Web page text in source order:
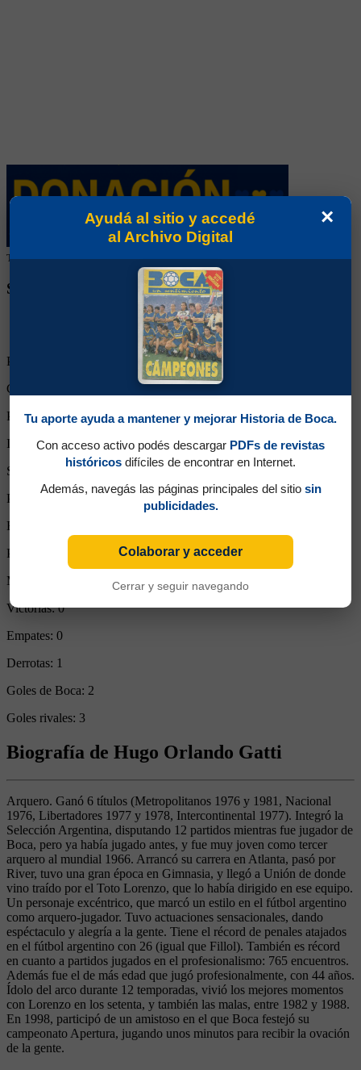
Tu colaboración ayuda a mantener este archivo histórico en línea
SEGUINOS EN REDES SOCIALES
Partidos Jugados:
Goles Convertidos:
0 (0.00)
Partidos de titular:1
Ingresos desde el banco:0
Suplente:
Partidos completos:
Expulsiones:
Partidos reemplazado:0
Minutos Disputados:90
Victorias:0
Empates: 0
Derrotas: 1
Goles de Boca: 2
Goles rivales: 3
Biografía de Hugo Orlando Gatti
Arquero. Ganó 6 títulos (Metropolitanos 1976 y 1981, Nacional
1976, Libertadores 1977 y 1978, Intercontinental 1977). Integró la
Selección Argentina, disputando 12 partidos mientras fue jugador de
Boca, pero ya había jugado antes, y fue muy joven como tercer
arquero al mundial 1966. Arrancó su carrera en Atlanta, pasó por
River, tuvo una gran época en Gimnasia, y llegó a Unión de donde
vino traído por el Toto Lorenzo, que lo había dirigido en ese equipo.
Un personaje excéntrico, que marcó un estilo en el fútbol argentino
como arquero-jugador. Tuvo actuaciones sensacionales, dando
espéctaculo y alegría a la gente. Tiene el récord de penales atajados
en el fútbol argentino con 26 (igual que Fillol). También es récord
en cuanto a partidos jugados en el profesionalismo: 765 encuentros.
Además fue el de más edad que jugó profesionalmente, con 44 años.
Ídolo del arco durante 12 temporadas, vivió los mejores momentos
con Lorenzo en los setenta, y también las malas, entre 1982 y 1988.
En 1998, participó de un amistoso en el que Boca festejó su
campeonato Apertura, jugando unos minutos para recibir la ovación
de la gente.
×
Ayudá al sitio y accedé
al Archivo Digital
Tu aporte ayuda a mantener y mejorar Historia de Boca.
Con acceso activo podés descargar PDFs de revistas
históricos difíciles de encontrar en Internet.
Además, navegás las páginas principales del sitio sin
publicidades.
Colaborar y acceder
Cerrar y seguir navegando